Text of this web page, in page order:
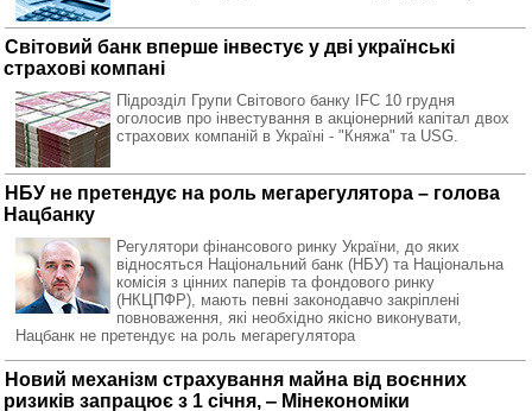
Світовий банк вперше інвестує у дві українські
страхові компані
Підрозділ Групи Світового банку IFC 10 грудня
оголосив про інвестування в акціонерний капітал двох
страхових компаній в Україні - "Княжа" та USG.
НБУ не претендує на роль мегарегулятора – голова
Нацбанку
Регулятори фінансового ринку України, до яких
відносяться Національний банк (НБУ) та Національна
комісія з цінних паперів та фондового ринку
(НКЦПФР), мають певні законодавчо закріплені
повноваження, які необхідно якісно виконувати,
Нацбанк не претендує на роль мегарегулятора
Новий механізм страхування майна від воєнних
ризиків запрацює з 1 січня, ‒ Мінекономіки